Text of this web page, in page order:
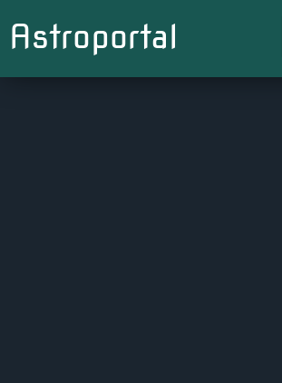
Astroportal